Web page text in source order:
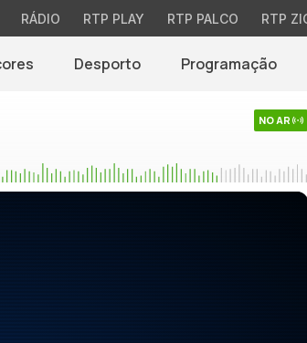
RÁDIO RTP PLAY RTP PALCO RTP
Desporto Programação
NO AR